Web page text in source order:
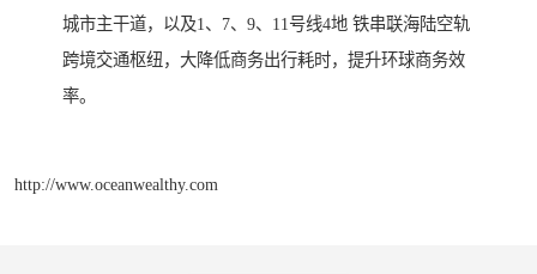
城市主干道，以及1、7、9、11号线4地 铁串联海陆空轨
跨境交通枢纽，大降低商务出行耗时，提升环球商务效
率。
http://www.oceanwealthy.com